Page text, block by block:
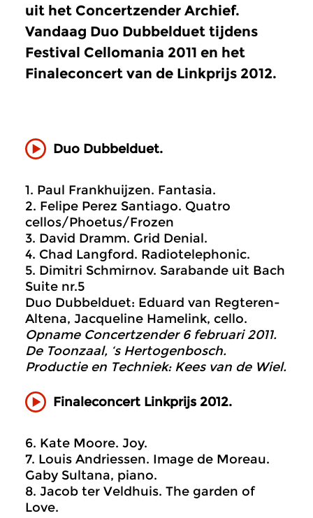
uit het Concertzender Archief.
Vandaag Duo Dubbelduet tijdens
Festival Cellomania 2011 en het
Finaleconcert van de Linkprijs 2012.
Duo Dubbelduet.
1. Paul Frankhuijzen. Fantasia.
2. Felipe Perez Santiago. Quatro
cellos/Phoetus/Frozen
3. David Dramm. Grid Denial.
4. Chad Langford. Radiotelephonic.
5. Dimitri Schmirnov. Sarabande uit Bach
Suite nr.5
Duo Dubbelduet: Eduard van Regteren-
Altena, Jacqueline Hamelink, cello.
Opname Concertzender 6 februari 2011.
De Toonzaal, ‘s Hertogenbosch.
Productie en Techniek: Kees van de Wiel.
Finaleconcert Linkprijs 2012.
6. Kate Moore. Joy.
7. Louis Andriessen. Image de Moreau.
Gaby Sultana, piano.
8. Jacob ter Veldhuis. The garden of
Love.